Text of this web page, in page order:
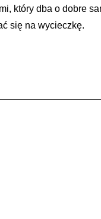
który dba o dobre
się na wycieczkę.